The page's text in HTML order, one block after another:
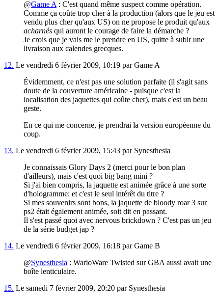
@Game A : C'est quand même suspect comme opération.
Comme ça coûte trop cher à la production (alors que le jeu est
vendu plus cher qu'aux US) on ne propose le produit qu'aux
acharnés qui auront le courage de faire la démarche ?
Je crois que je vais me le prendre en US, quitte à subir une
livraison aux calendes grecques.
12. Le vendredi 6 février 2009, 10:19 par Game A
Évidemment, ce n'est pas une solution parfaite (il s'agit sans
doute de la couverture américaine - puisque c'est la
localisation des jaquettes qui coûte cher), mais c'est un beau
geste.
En ce qui me concerne, je prendrai la version européenne du
coup.
13. Le vendredi 6 février 2009, 15:43 par Synesthesia
Je connaissais Glory Days 2 (merci pour le bon plan
d'ailleurs), mais c'est quoi big bang mini ?
Si j'ai bien compris, la jaquette est animée grâce à une sorte
d'hologramme; et c'est le seul intérêt du titre ?
Si mes souvenirs sont bons, la jaquette de bloody roar 3 sur
ps2 était également animée, soit dit en passant.
Il s'est passé quoi avec nervous brickdown ? C'est pas un jeu
de la série budget jap ?
14. Le vendredi 6 février 2009, 16:18 par Game B
@Synesthesia : WarioWare Twisted sur GBA aussi avait une
boîte lenticulaire.
15. Le samedi 7 février 2009, 20:20 par Synesthesia